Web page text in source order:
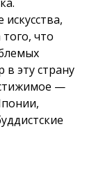
что
эту страну
—